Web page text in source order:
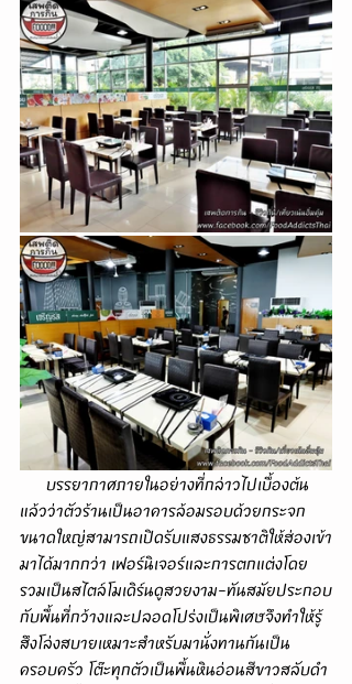
แล้วว่าตัวร้านเป็นอาคารล้อมรอบด้วยกระจก
ขนาดใหญ่สามารถเปิดรับแสงธรรมชาติให้ส่องเข้า
มาได้มากกว่า เฟอร์นิเจอร์และการตกแต่งโดย
รวมเป็นสไตล์โมเดิร์นดูสวยงาม-ทันสมัยประกอบ
กับพื้นที่กว้างและปลอดโปร่งเป็นพิเศษจึงทำให้รู้
สึงโล่งสบายเหมาะสำหรับมานั่งทานกันเป็น
ครอบครัว โต๊ะทุกตัวเป็นพื้นหินอ่อนสีขาวสลับดำ